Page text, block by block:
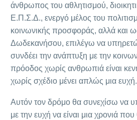
άνθρωπος του αθλητισμού,
Ε.Π.Σ.Δ., ενεργό μέλος του
κοινωνικής προσφοράς, αλλά και
Δωδεκανήσου, επιλέγω να
συνδέει την ανάπτυξη με την
πρόοδος χωρίς ανθρωπιά είναι
χωρίς σχέδιο μένει απλώς μια ευχή.
Αυτόν τον δρόμο θα συνεχίσω να
με την ευχή να είναι μια χρονιά